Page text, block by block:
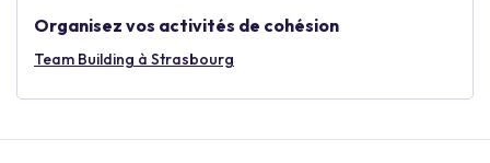
Organisez vos activités de cohésion
Team Building à Strasbourg